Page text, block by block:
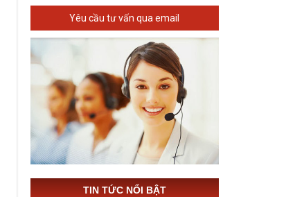
Yêu cầu tư vấn qua email
TIN TỨC NỔI BẬT